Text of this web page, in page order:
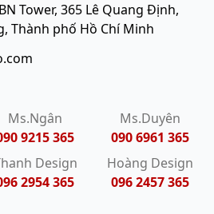
Tower, 365 Lê Quang Định,
Thành phố Hồ Chí Minh
Ms.Ngân
9215 365
Ms.Duyên
090 6961 365
Design
2954 365
Hoàng Design
096 2457 365